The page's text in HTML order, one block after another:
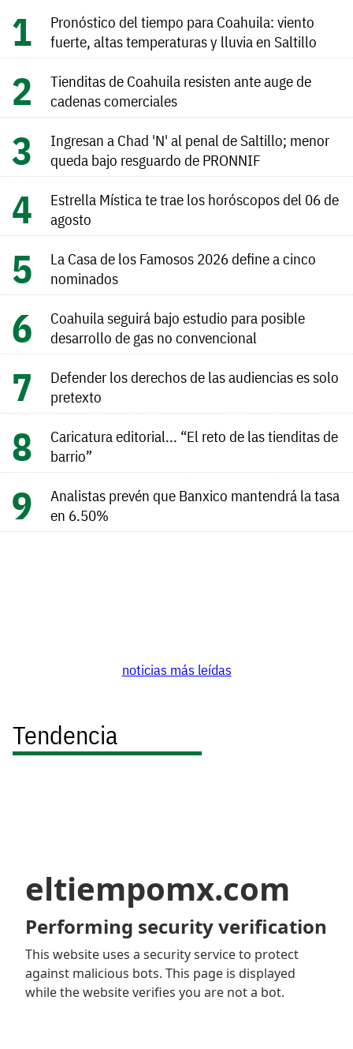
Pronóstico del tiempo para Coahuila: viento
fuerte, altas temperaturas y lluvia en Saltillo
Tienditas de Coahuila resisten ante auge de
cadenas comerciales
Ingresan a Chad 'N' al penal de Saltillo; menor
queda bajo resguardo de PRONNIF
Estrella Mística te trae los horóscopos del 06 de
agosto
La Casa de los Famosos 2026 define a cinco
nominados
Coahuila seguirá bajo estudio para posible
desarrollo de gas no convencional
Defender los derechos de las audiencias es solo
pretexto
Caricatura editorial... “El reto de las tienditas de
barrio”
Analistas prevén que Banxico mantendrá la tasa
en 6.50%
noticias más leídas
Tendencia